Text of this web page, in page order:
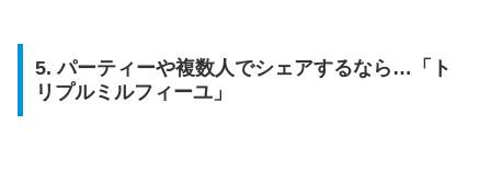
5. パーティーや複数人でシェアするなら…「ト
リプルミルフィーユ」